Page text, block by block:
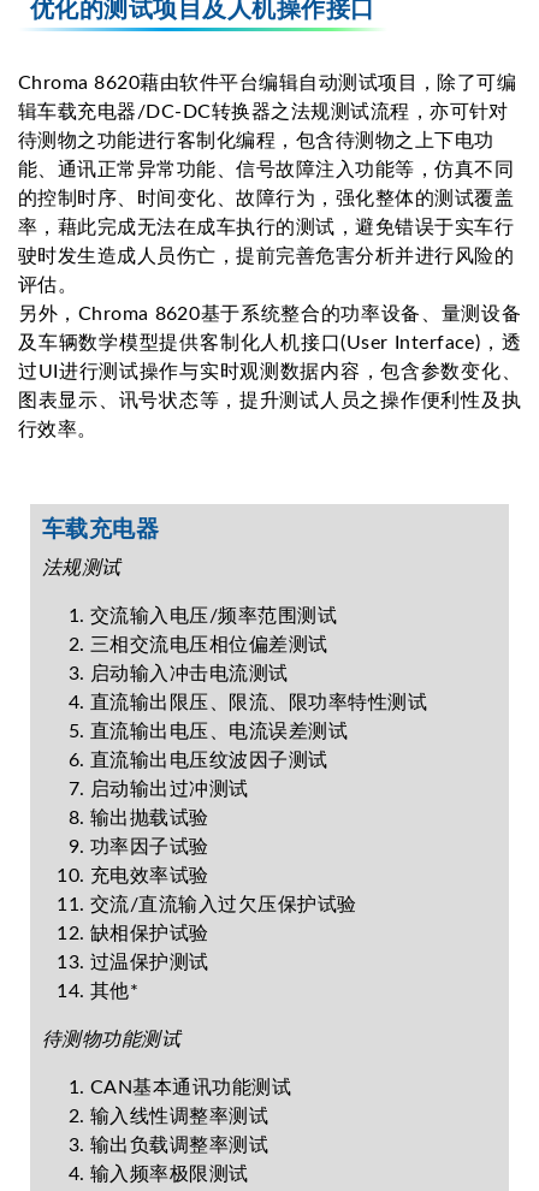
优化的测试项目及人机操作接口
Chroma 8620藉由软件平台编辑自动测试项目，除了可编
辑车载充电器/DC-DC转换器之法规测试流程，亦可针对
待测物之功能进行客制化编程，包含待测物之上下电功
能、通讯正常异常功能、信号故障注入功能等，仿真不同
的控制时序、时间变化、故障行为，强化整体的测试覆盖
率，藉此完成无法在成车执行的测试，避免错误于实车行
驶时发生造成人员伤亡，提前完善危害分析并进行风险的
评估。
另外，Chroma 8620基于系统整合的功率设备、量测设备
及车辆数学模型提供客制化人机接口(User Interface)，透
过UI进行测试操作与实时观测数据内容，包含参数变化、
图表显示、讯号状态等，提升测试人员之操作便利性及执
行效率。
车载充电器
法规测试
交流输入电压/频率范围测试
三相交流电压相位偏差测试
启动输入冲击电流测试
直流输出限压、限流、限功率特性测试
直流输出电压、电流误差测试
直流输出电压纹波因子测试
启动输出过冲测试
输出抛载试验
功率因子试验
充电效率试验
交流/直流输入过欠压保护试验
缺相保护试验
过温保护测试
其他*
待测物功能测试
CAN基本通讯功能测试
输入线性调整率测试
输出负载调整率测试
输入频率极限测试